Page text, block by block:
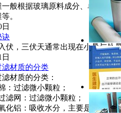
根据玻璃原料成分、单丝直径
璃纤维等。 ...
诀
伏，三伏天通常出现在小暑与处
材质的分类
材质的分类：
过滤微小颗粒；
网：过滤微小颗粒；
铝：吸收水分，主要是酸性物